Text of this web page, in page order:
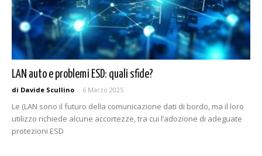
LAN auto e problemi ESD: quali sfide?
di Davide Scullino - 6 Marzo 2025
Le (LAN sono il futuro della comunicazione dati di bordo, ma il loro
utilizzo richiede alcune accortezze, tra cui l’adozione di adeguate
protezioni ESD